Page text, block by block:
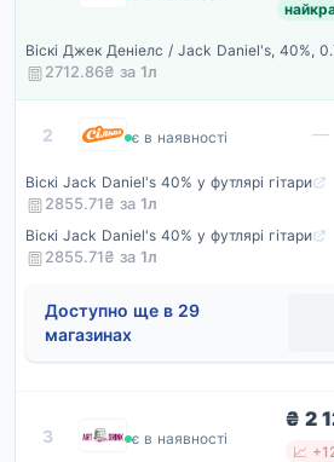
Віскі Джек Деніелс / Jack Daniel's, 40%,
2712.86₴ за 1л
2 Сільпо
є в наявності —
Віскі Jack Daniel's 40% у футлярі гітари
2855.71₴ за 1л
Віскі Jack Daniel's 40% у футлярі гітари
2855.71₴ за 1л
Доступно ще в 29
магазинах
3 Artdrink
є в наявності
₴ 2
📈